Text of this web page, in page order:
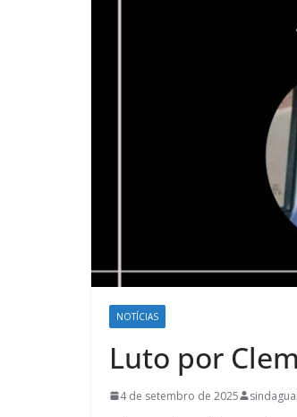
NOTÍCIAS
Luto por
4 de setembro de 2025